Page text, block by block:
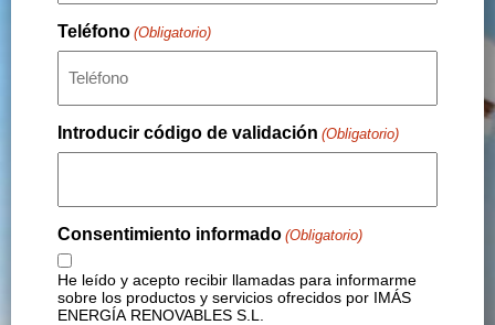
Teléfono (Obligatorio)
Introducir código de validación (Obligatorio)
Consentimiento informado (Obligatorio)
He leído y acepto recibir llamadas para informarme
sobre los productos y servicios ofrecidos por IMÁS
ENERGÍA RENOVABLES S.L.